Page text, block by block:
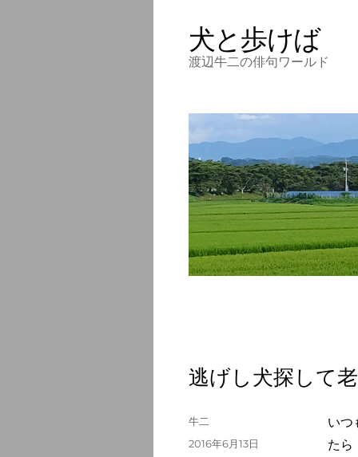
犬と歩けば
渡辺牛二の俳句ワールド
逃げし犬探して
いつ
たら
投
牛二
投
2016年6月13日